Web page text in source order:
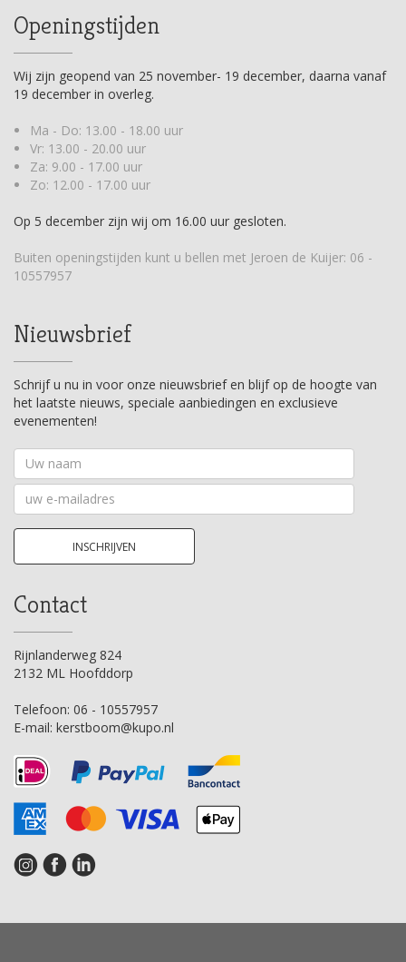
Openingstijden
Wij zijn geopend van 25 november- 19 december, daarna vanaf
19 december in overleg.
Ma - Do: 13.00 - 18.00 uur
Vr: 13.00 - 20.00 uur
Za: 9.00 - 17.00 uur
Zo: 12.00 - 17.00 uur
Op 5 december zijn wij om 16.00 uur gesloten.
Buiten openingstijden kunt u bellen met Jeroen de Kuijer: 06 -
10557957
Nieuwsbrief
Schrijf u nu in voor onze nieuwsbrief en blijf op de hoogte van
het laatste nieuws, speciale aanbiedingen en exclusieve
evenementen!
Uw
naam
Uw
e-
mailadres
INSCHRIJVEN
Contact
Rijnlanderweg 824
2132 ML Hoofddorp
Telefoon: 06 - 10557957
E-mail: kerstboom@kupo.nl